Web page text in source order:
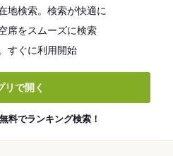
地検索。検索が快適に
席をスムーズに検索
すぐに利用開始
リで開く
料でランキング検索！